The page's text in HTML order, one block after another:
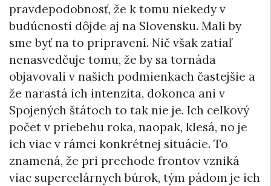
pravdepodobnosť, že k tomu niekedy v
budúcnosti dôjde aj na Slovensku. Mali by
sme byť na to pripravení. Nič však zatiaľ
nenasvedčuje tomu, že by sa tornáda
objavovali v našich podmienkach častejšie a
že narastá ich intenzita, dokonca ani v
Spojených štátoch to tak nie je. Ich celkový
počet v priebehu roka, naopak, klesá, no je
ich viac v rámci konkrétnej situácie. To
znamená, že pri prechode frontov vzniká
viac supercelárnych búrok, tým pádom je ich